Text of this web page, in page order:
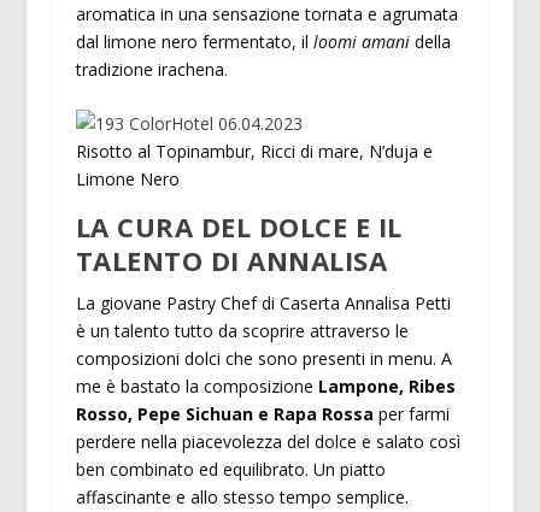
aromatica in una sensazione tornata e agrumata
dal limone nero fermentato, il loomi amanidella
tradizione irachena.
Risotto al Topinambur, Ricci di mare, N’duja e
Limone Nero
LA CURA DEL DOLCE E IL
TALENTO DI ANNALISA
La giovane Pastry Chef di Caserta Annalisa Petti
è un talento tutto da scoprire attraverso le
composizioni dolci che sono presenti in menu. A
me è bastato la composizione Lampone, Ribes
Rosso, Pepe Sichuan e Rapa Rossa per farmi
perdere nella piacevolezza del dolce e salato così
ben combinato ed equilibrato. Un piatto
affascinante e allo stesso tempo semplice.